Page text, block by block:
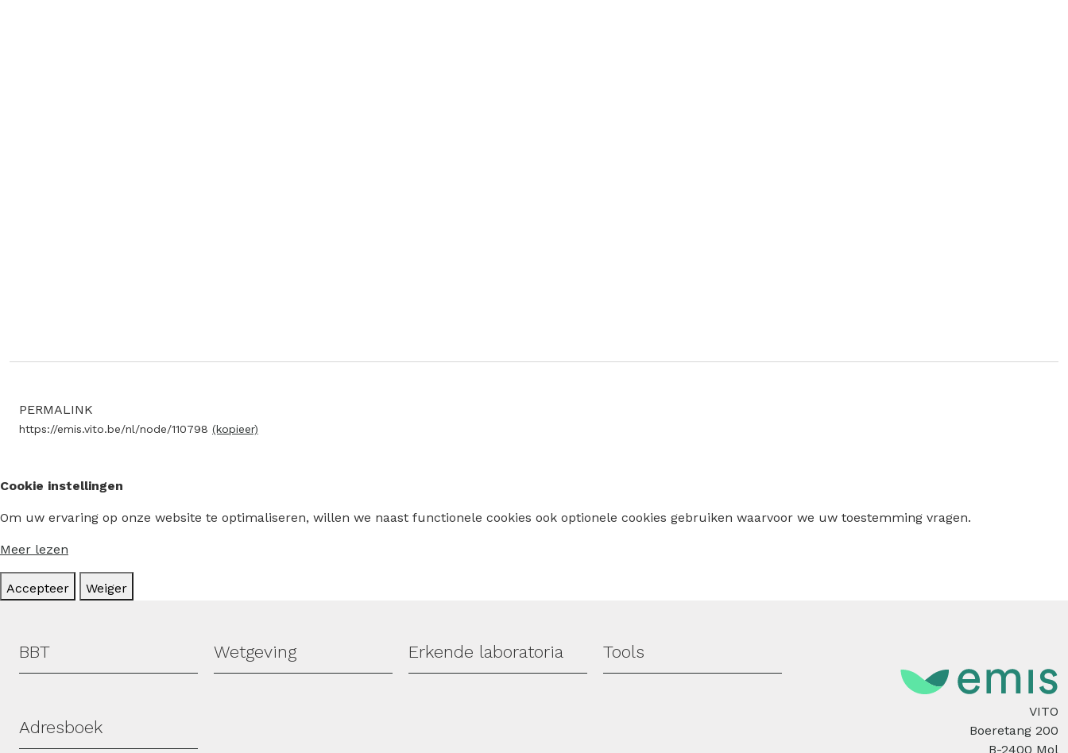
PERMALINK
https://emis.vito.be/nl/node/110798 (kopieer)
Cookie instellingen
Om uw ervaring op onze website te optimaliseren, willen we naast functionele cookies ook optionele cookies gebruiken waarvoor we uw toestemming vragen.
Meer lezen
Accepteer Weiger
Hoofdmenu
BBT Wetgeving Erkende laboratoria Tools
Adresboek
VITO
Boeretang 200
B-2400 Mol